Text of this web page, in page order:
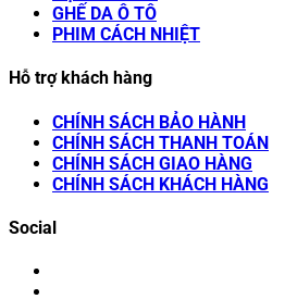
GHẾ DA Ô TÔ
PHIM CÁCH NHIỆT
Hỗ trợ khách hàng
CHÍNH SÁCH BẢO HÀNH
CHÍNH SÁCH THANH TOÁN
CHÍNH SÁCH GIAO HÀNG
CHÍNH SÁCH KHÁCH HÀNG
Social